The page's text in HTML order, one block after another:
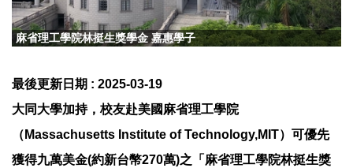
麻省理工學院林挺生獎學金 嘉惠學子
最後更新日期 : 2025-03-19
大同大學加持，校友赴美國麻省理工學院
（Massachusetts Institute of Technology,MIT）可優先
獲得九萬美金(約新台幣270萬)之「麻省理工學院林挺生獎